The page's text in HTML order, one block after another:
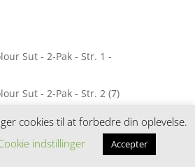
Sut - 2-Pak - Str. 1 -
Sut - 2-Pak - Str. 2 (7)
Sut - 2-Pak - Str. 2 -
Sut - Singles - Str. 1 -
cookies til at forbedre din oplevelse.
indstillinger Accepter